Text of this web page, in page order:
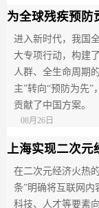
为全球残疾预防
进入新时代，我国
大专项行动，构建
人群、全生命周期
主”转向“预防为先
贡献了中国方案。
08月26日
上海实现二次
在二次元经济火热
条”明确将互联网内
科技、人才等要素